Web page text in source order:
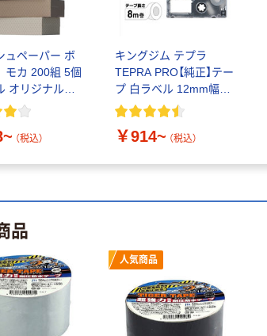
ュペーパー ボ
カ 200組 5個
オリジナルテ
ィッシュ PEFC認証
（税込）
キングジム テプラ
TEPRA PRO【純正】テー
プ 白ラベル 12mm幅
（黒文字）
￥914~ （税込）
品
人気商品